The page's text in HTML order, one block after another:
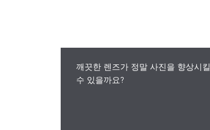
깨끗한 렌즈가 정말 사진을 향상시킬
수 있을까요?